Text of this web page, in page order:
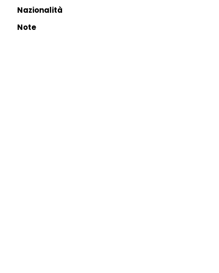
Nazionalità
Note